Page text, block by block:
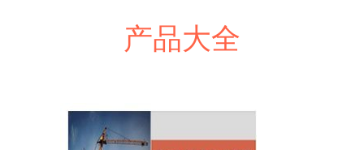
产品大全